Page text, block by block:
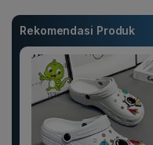
Rekomendasi Produk